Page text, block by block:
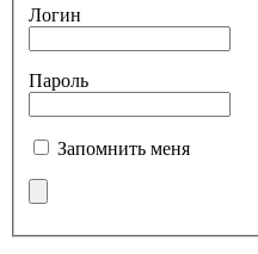
Логин
Пароль
Запомнить меня